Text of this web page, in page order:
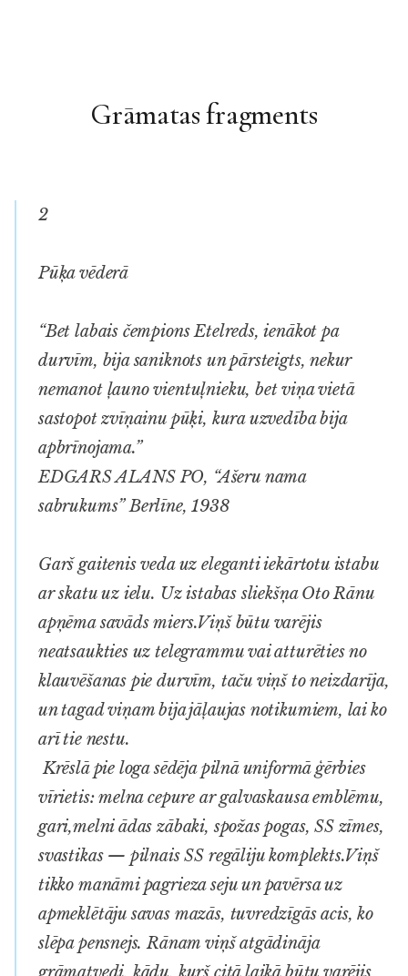
Grāmatas fragments
2
Pūķa vēderā
“Bet labais čempions Etelreds, ienākot pa
durvīm, bija saniknots un pārsteigts, nekur
nemanot ļauno vientuļnieku, bet viņa vietā
sastopot zvīņainu pūķi, kura uzvedība bija
apbrīnojama.”
EDGARS ALANS PO, “Ašeru nama
sabrukums” Berlīne, 1938
Garš gaitenis veda uz eleganti iekārtotu istabu
ar skatu uz ielu. Uz istabas sliekšņa Oto Rānu
apņēma savāds miers.Viņš būtu varējis
neatsaukties uz telegrammu vai atturēties no
klauvēšanas pie durvīm, taču viņš to neizdarīja,
un tagad viņam bija jāļaujas notikumiem, lai ko
arī tie nestu.
Krēslā pie loga sēdēja pilnā uniformā ģērbies
vīrietis: melna cepure ar galvaskausa emblēmu,
gari,melni ādas zābaki, spožas pogas, SS zīmes,
svastikas — pilnais SS regāliju komplekts.Viņš
tikko manāmi pagrieza seju un pavērsa uz
apmeklētāju savas mazās, tuvredzīgās acis, ko
slēpa pensnejs. Rānam viņš atgādināja